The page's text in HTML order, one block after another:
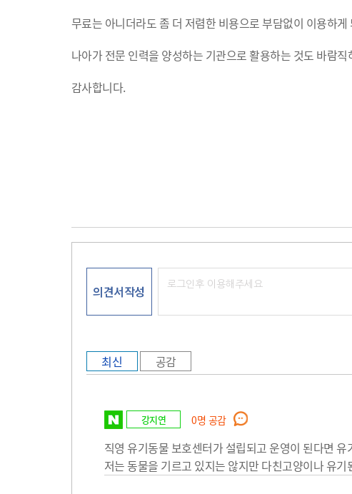
무료는 아니더라도 좀 더 저렴한 비용으로 부담없이 이용하
나아가 전문 인력을 양성하는 기관으로 활용하는 것도 바람직
감사합니다.
의견서작성
최신 공감
강지연 0명 공감
직영 유기동물 보호센터가 설립되고 운영이 된다면
저는 동물을 기르고 있지는 않지만 다친고양이나 유